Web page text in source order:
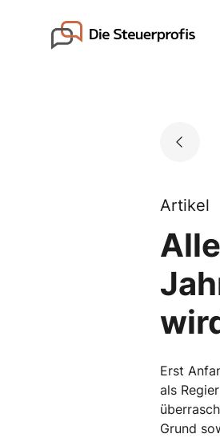
Go to landing page.
Artikel
Erst
als
Grund